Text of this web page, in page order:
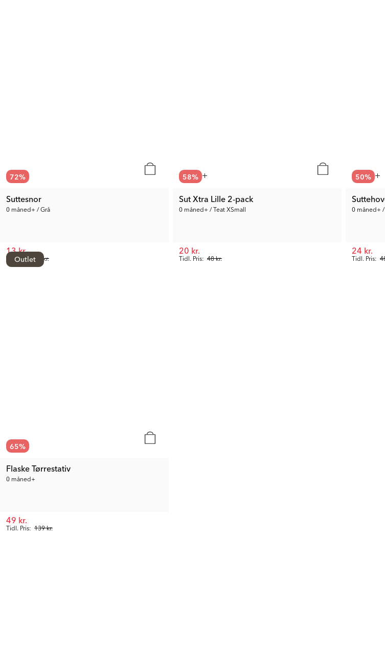
72%
Suttesnor
0 måned+ / Grå
Tidl. Pris: 48 kr.
13 kr.
58%
Sut Xtra Lille 2-pack
0 måned+ / Teat XSmall
Tidl. Pris: 48 kr.
20 kr.
50%
0 måned+ /
Tidl. Pris:
24 kr.
Outlet
65%
Flaske Tørrestativ
0 måned+
Tidl. Pris: 139 kr.
49 kr.